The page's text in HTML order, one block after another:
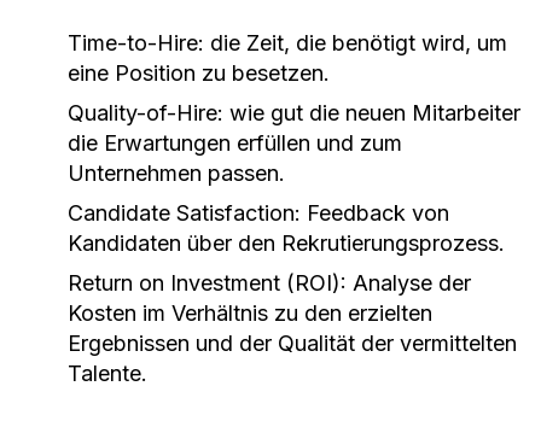
Time-to-Hire: die Zeit, die benötigt wird, um
eine Position zu besetzen.
Quality-of-Hire: wie gut die neuen Mitarbeiter
die Erwartungen erfüllen und zum
Unternehmen passen.
Candidate Satisfaction: Feedback von
Kandidaten über den Rekrutierungsprozess.
Return on Investment (ROI): Analyse der
Kosten im Verhältnis zu den erzielten
Ergebnissen und der Qualität der vermittelten
Talente.